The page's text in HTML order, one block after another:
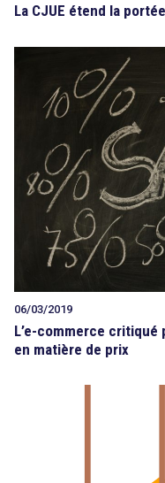
La CJUE étend la
06/03/2019
L’e-commerce critiqué
en matière de prix